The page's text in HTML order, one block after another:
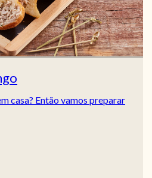
casa? Então vamos preparar